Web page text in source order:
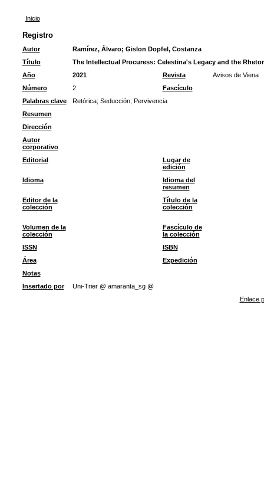
Inicio
Registro
Autor Ramírez, Álvaro; Gislon Dopfel, Costanza
Título
The Intellectual Procuress: Celestina's Legacy and the
Año
2021 Revista
Avisos de Viena
Número
2
Fascículo
Palabras clave
Retórica; Seducción; Pervivencia
Resumen
Dirección
Autor
corporativo
Editorial
Lugar de
edición
Idioma
Idioma del
resumen
Editor de la
colección
Título de la
colección
Volumen de la
colección
Fascículo de
la colección
ISSN
ISBN
Área
Expedición
Notas
Insertado por
Uni-Trier @ amaranta_sg @
Enlace